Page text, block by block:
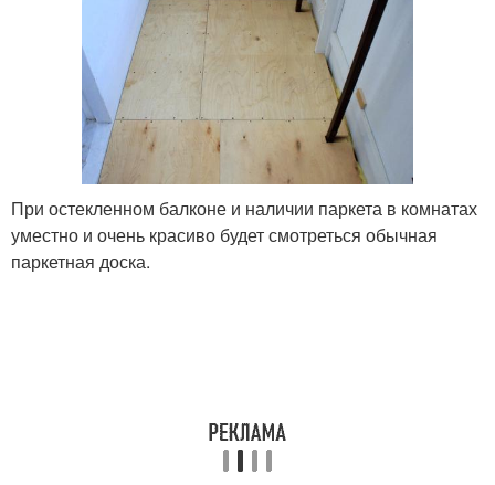
При остекленном балконе и наличии паркета в комнатах
уместно и очень красиво будет смотреться обычная
паркетная доска.